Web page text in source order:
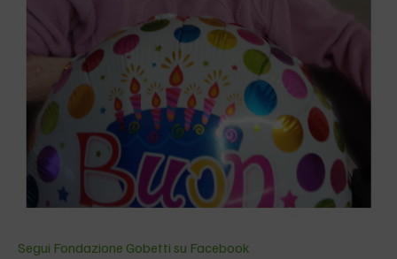
Segui Fondazione Gobetti su Facebook